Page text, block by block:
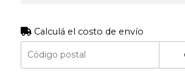
Calculá el costo de envío